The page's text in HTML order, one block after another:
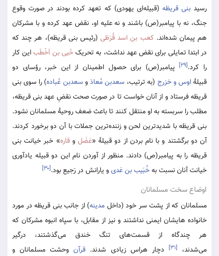
رسیدبنی قریظه (قبیله‌ای یهودی) که تعهد کرده بودند در صورت وقوع
جنگ، نه با پیامبر(ص) باشند و نه علیه او، نقض عهد کرده و با مشرکان
هم پیمان شده‌اند. کعب بن اسد قُرَظی (رئیس بنی قریظه)، هر چند که
در ابتدا تمایلی برای نقض عهد نداشت، به تحریکحُیی بن اَخْطَباین کار
را کرد.[۲۹]
پیامبر(ص) برای حصول اطمینان از این خبر، رؤسای دو
قبیلۀاوس و خزرج (به ترتیب، سعدبن مُعاذو سعدبن عُباده) را سوی بنی
قریظه فرستاد و از آنان خواست تا در صورت صحت نقضِ عهد بنی قریظه،
مطلب را سربسته به او منتقل کنند تا باعث ضعف روحیۀ مسلمانان نشود.
بنی قریظه با شدیدترین لحن و زننده‌ترین جملات با آن دو برخورد کردند.
آن دو برگشتند و با نام بردن از دو قبیلۀ «‌عَضَلوقاره‌» خبر خیانت بنی
قریظه را به پیامبر(ص) دادند. منظور از آوردن نام این دو قبیله یادآوری
خیانت آنان نسبت بهخُبَیب بن عَدیو یارانش در رَجیع بود.[۳۰]
اوضاع سخت مسلمانان
مسلمانان که از پشت سر خود (داخل مدینه) از جانب بنی قریظه در مورد
خانواده هایشان ایمنی نداشتند و نیز از مقابل، با سپاه انبوه مشرکان که
هر چند‌گاه از قسمت‌های تنگ خندق می‌گذشتند، درگیر
می‌شدند،
[۳۱] دچار هراس زیادی شدند. قرآنوحشت مسلمانان و